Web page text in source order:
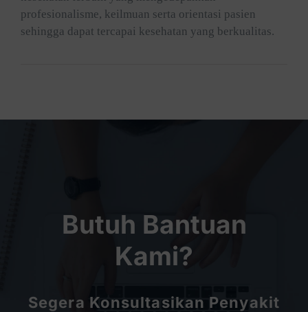
profesionalisme, keilmuan serta orientasi pasien
sehingga dapat tercapai kesehatan yang berkualitas.
Butuh Bantuan
Kami?
Segera Konsultasikan Penyakit